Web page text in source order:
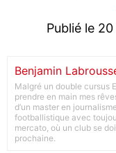
Publié le
Benjamin
Malgré un double cursus
prendre en main mes
d’un master en
footballistique avec
mercato, où un club se
prochaine.